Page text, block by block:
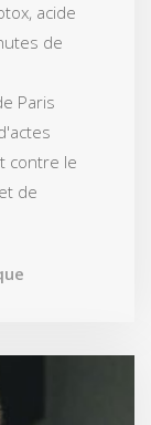
acide
de
Paris
contre le
de